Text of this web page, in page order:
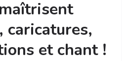
et chant !